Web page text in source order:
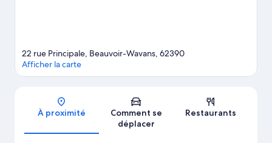
Carte
22 rue Principale, Beauvoir-Wavans, 62390
Afficher la carte
À proximité
Comment se
déplacer
Restaurants